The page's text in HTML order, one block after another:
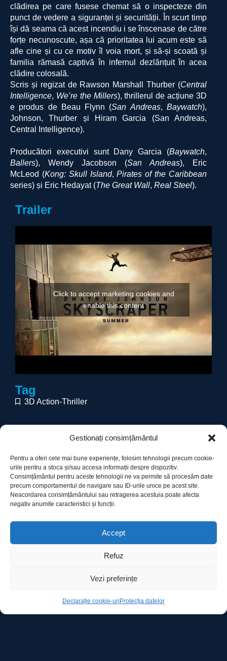
Gestionați consimțământul
Pentru a oferi cele mai bune experiențe, folosim tehnologii precum cookie-
urile pentru a stoca și/sau accesa informații despre dispozitiv.
Consimțământul pentru aceste tehnologii ne va permite să procesăm date
precum comportamentul de navigare sau ID-urile unice pe acest site.
Neacordarea consimțământului sau retragerea acestuia poate afecta
negativ anumite caracteristici și funcții.
Accept
Refuz
Vezi preferințe
Declarație cookie-uri Protecția datelor
clădirea pe care fusese chemat să o inspecteze din
punct de vedere a siguranței și securității. În scurt timp
își dă seama că acest incendiu i se înscenase de către
forțe necunoscute, așa că prioritatea lui acum este să
afle cine și cu ce motiv îl voia mort, și să-și scoată și
familia rămasă captivă în infernul dezlănțuit în acea
clădire colosală.
Scris și regizat de Rawson Marshall Thurber (Central
Intelligence, We’re the Millers), thrillerul de acțiune 3D
e produs de Beau Flynn (San Andreas,Baywatch),
Johnson, Thurber și Hiram Garcia (San Andreas,
Central Intelligence).
Producători executivi sunt Dany Garcia (Baywatch,
Ballers), Wendy Jacobson (San Andreas), Eric
McLeod (Kong: Skull Island,Pirates of the Caribbean
series) și Eric Hedayat (The Great Wall, Real Steel).
Trailer
Click to accept marketing cookies and
enable this content
Tag
3D Action-Thriller
Utile
Declarație cookie-uri
Contact